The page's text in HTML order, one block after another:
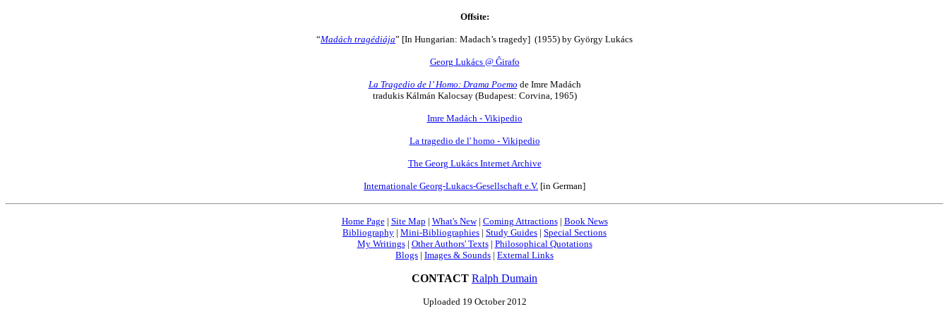
Offsite:
“Madách tragédiája” [In Hungarian: Madach’s tragedy] (1955) by György Lukács
Georg Lukács @ Ĝirafo
La Tragedio de l’ Homo: Drama Poemo de Imre Madách
tradukis Kálmán Kalocsay (Budapest: Corvina, 1965)
Imre Madách - Vikipedio
La tragedio de l' homo - Vikipedio
The Georg Lukács Internet Archive
Internationale Georg-Lukacs-Gesellschaft e.V. [in German]
Home Page| Site Map | What's New| Coming Attractions| Book News
Bibliography | Mini-Bibliographies | Study Guides | Special Sections
My Writings| Other Authors' Texts| Philosophical Quotations
Blogs | Images & Sounds | External Links
CONTACT Ralph Dumain
Uploaded 19 October 2012